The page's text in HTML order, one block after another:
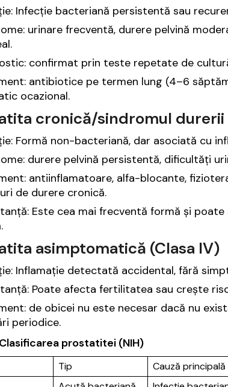
Infecție bacteriană persistentă sau
urinare frecventă, durere pelvină
confirmat prin teste repetate de
antibiotice pe termen lung (4–6
ocazional.
cronică/sindromul durerii
Formă non-bacteriană, dar asociată cu
durere pelvină persistentă, dificultăți
antiinflamatoare, alfa-blocante,
de durere cronică.
Este cea mai frecventă formă și
asimptomatică (Clasa IV)
Inflamație detectată accidental, fără
Poate afecta fertilitatea sau crește
de obicei nu este necesar dacă nu
periodice.
prostatitei (NIH)
Tip Cauză principală